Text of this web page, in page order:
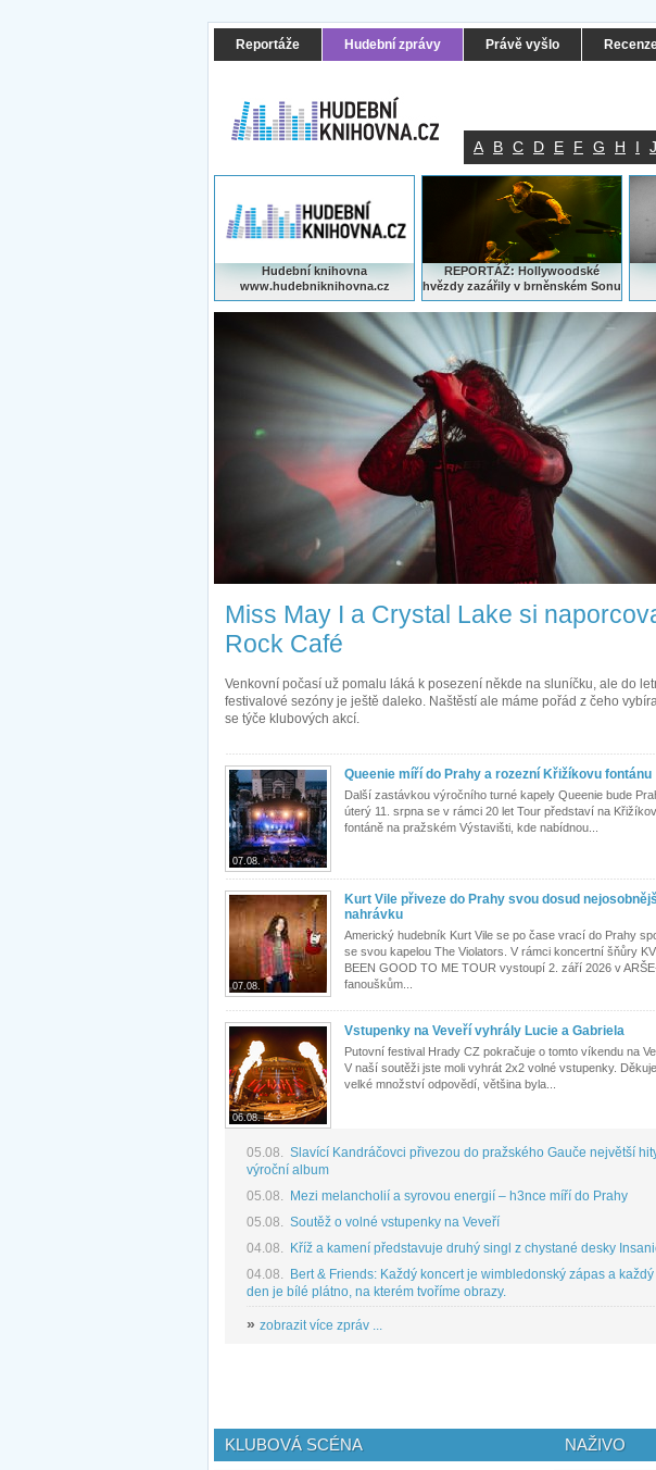
Reportáže Hudební zprávy Právě vyšlo
A B C D E F G H I J
Hudební knihovna
www.hudebniknihovna.cz
REPORTÁŽ: Hollywoodské
hvězdy zazářily v brněnském Sonu
Miss May I a Crystal Lake si
Rock Café
Venkovní počasí už pomalu láká k posezení někde na sluníčku, ale do
festivalové sezóny je ještě daleko. Naštěstí ale máme pořád z čeho
se týče klubových akcí.
07.08.
Queenie míří do Prahy a rozezní Křižíkovu fontánu
Další zastávkou výročního turné kapely Queenie bude
úterý 11. srpna se v rámci 20 let Tour představí na
fontáně na pražském Výstavišti, kde nabídnou...
07.08.
Kurt Vile přiveze do Prahy svou dosud
nahrávku
Americký hudebník Kurt Vile se po čase vrací do Prahy
se svou kapelou The Violators. V rámci koncertní šňůry
BEEN GOOD TO ME TOUR vystoupí 2. září 2026 v
fanouškům...
06.08.
Vstupenky na Veveří vyhrály Lucie a Gabriela
Putovní festival Hrady CZ pokračuje o tomto víkendu na
V naší soutěži jste moli vyhrát 2x2 volné vstupenky.
velké množství odpovědí, většina byla...
05.08. Slavící Kandráčovci přivezou do pražského Gauče největší
výroční album
05.08. Mezi melancholií a syrovou energií – h3nce míří do Prahy
05.08. Soutěž o volné vstupenky na Veveří
04.08. Kříž a kamení představuje druhý singl z chystané desky
04.08. Bert & Friends: Každý koncert je wimbledonský zápas a každý
den je bílé plátno, na kterém tvoříme obrazy.
» zobrazit více zpráv ...
KLUBOVÁ SCÉNA NAŽIVO